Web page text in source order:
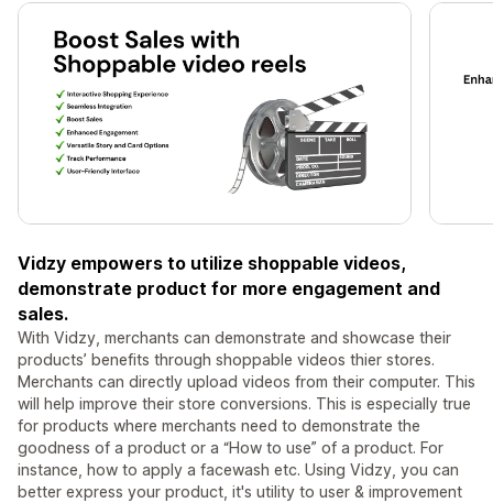
Vidzy empowers to utilize shoppable videos,
demonstrate product for more engagement and
sales.
With Vidzy, merchants can demonstrate and showcase their
products’ benefits through shoppable videos thier stores.
Merchants can directly upload videos from their computer. This
will help improve their store conversions. This is especially true
for products where merchants need to demonstrate the
goodness of a product or a “How to use” of a product. For
instance, how to apply a facewash etc. Using Vidzy, you can
better express your product, it's utility to user & improvement